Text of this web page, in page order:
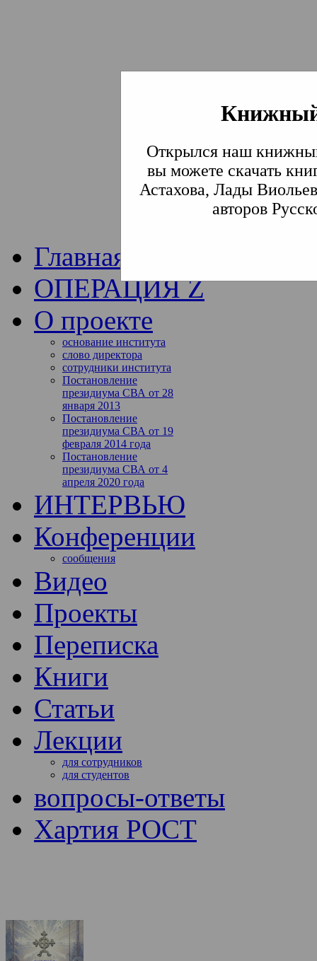
Открылся наш
вы можете скачать
Астахова, Лады
авторов
Институт
Традиции СВА
Главная
ОПЕРАЦИЯ Z
О проекте
основание института
слово директора
сотрудники института
Постановление
президиума СВА от 28
января 2013
Постановление
президиума СВА от 19
февраля 2014 года
Постановление
президиума СВА от 4
апреля 2020 года
ИНТЕРВЬЮ
Конференции
сообщения
Видео
Проекты
Переписка
Книги
Статьи
Лекции
для сотрудников
для студентов
вопросы-ответы
Хартия РОСТ